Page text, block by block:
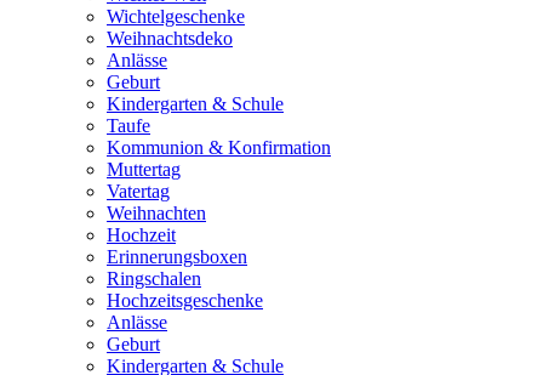
Wichtelgeschenke
Weihnachtsdeko
Anlässe
Geburt
Kindergarten & Schule
Taufe
Kommunion & Konfirmation
Muttertag
Vatertag
Weihnachten
Hochzeit
Erinnerungsboxen
Ringschalen
Hochzeitsgeschenke
Anlässe
Geburt
Kindergarten & Schule